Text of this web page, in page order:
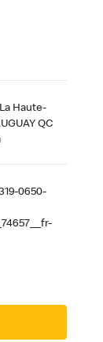
Haute-
QC
0650-